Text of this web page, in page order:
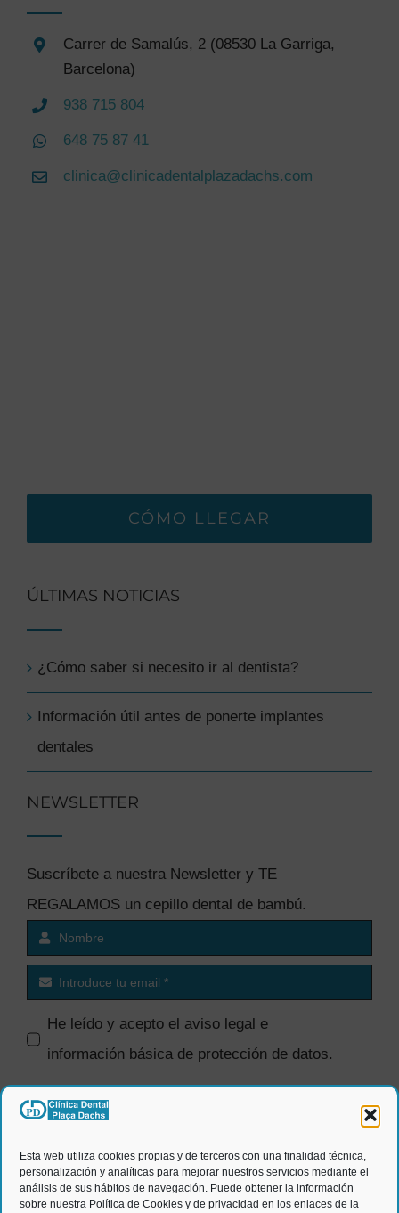
Esta web utiliza cookies propias y de terceros con una finalidad técnica,
personalización y analíticas para mejorar nuestros servicios mediante el
análisis de sus hábitos de navegación. Puede obtener la información
sobre nuestra Política de Cookies y de privacidad en los enlaces de la
Carrer de Samalús, 2 (08530 La Garriga,
Barcelona)
938 715 804
648 75 87 41
clinica@clinicadentalplazadachs.com
CÓMO LLEGAR
ÚLTIMAS NOTICIAS
¿Cómo saber si necesito ir al dentista?
Información útil antes de ponerte implantes
dentales
NEWSLETTER
Suscríbete a nuestra Newsletter y TE
REGALAMOS un cepillo dental de bambú.
He leído y acepto el aviso legal e
información básica de protección de datos.
comerciales.
ENVIAR